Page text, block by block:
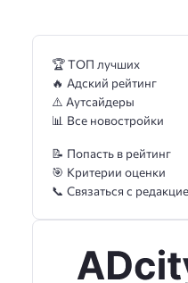
🏆 ТОП лучших
🔥 Адский рейтинг
⚠️ Аутсайдеры
📊 Все новостройки
📝 Попасть в рейтинг
🎯 Критерии оценки
📞 Связаться с